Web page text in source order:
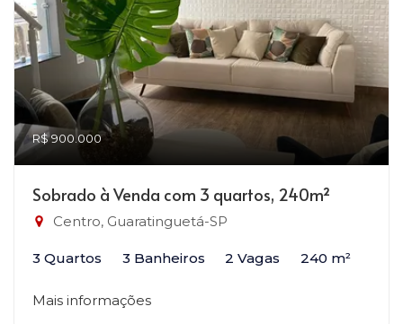
R$ 900.000
Sobrado à Venda com 3 quartos, 240m²
Centro, Guaratinguetá-SP
3 Quartos 3 Banheiros 2 Vagas 240 m²
Mais informações